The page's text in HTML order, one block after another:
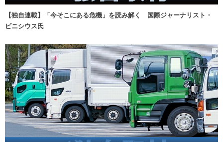
【独自連載】「今そこにある危機」を読み解く 国際ジャーナリスト・
ビニシウス氏